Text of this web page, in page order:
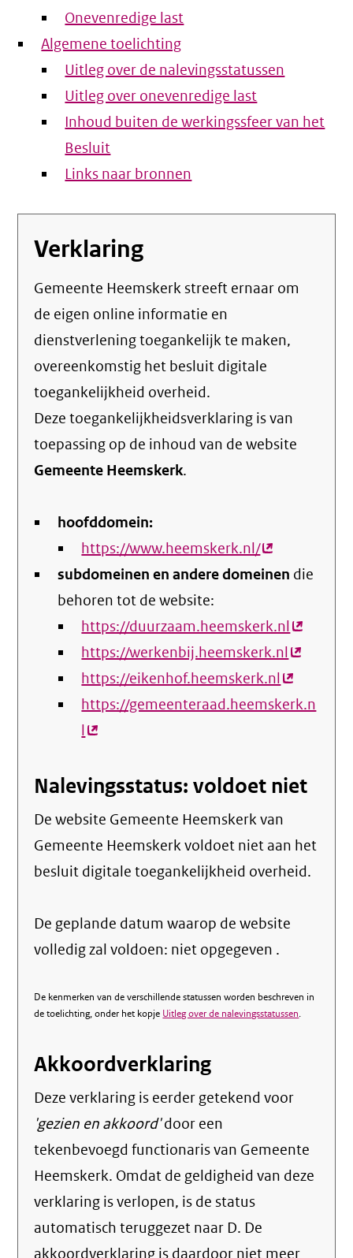
Onevenredige last
Algemene toelichting
Uitleg over de nalevingsstatussen
Uitleg over onevenredige last
Inhoud buiten de werkingssfeer van het
Besluit
Links naar bronnen
Verklaring
Gemeente Heemskerk streeft ernaar om
de eigen online informatie en
dienstverlening toegankelijk te maken,
overeenkomstig het besluit digitale
toegankelijkheid overheid.
Deze toegankelijkheidsverklaring is van
toepassing op de inhoud van de website
Gemeente Heemskerk.
hoofddomein:
https://www.heemskerk.nl/(externe
link)
subdomeinen en andere domeinen die
behoren tot de website:
https://duurzaam.heemskerk.nl(externe
link)
https://werkenbij.heemskerk.nl(externe
link)
https://eikenhof.heemskerk.nl(externe
link)
https://gemeenteraad.heemskerk.n
l(externe
Nalevingsstatus: voldoet niet
De website Gemeente Heemskerk van
Gemeente Heemskerk voldoet niet aan het
besluit digitale toegankelijkheid overheid.
De geplande datum waarop de website
volledig zal voldoen: niet opgegeven .
De kenmerken van de verschillende statussen worden beschreven in
de toelichting, onder het kopje Uitleg over de nalevingsstatussen.
Akkoordverklaring
Deze verklaring is eerder getekend voor
'gezien en akkoord'door een
tekenbevoegd functionaris van Gemeente
Heemskerk. Omdat de geldigheid van deze
verklaring is verlopen, is de status
automatisch teruggezet naar D. De
akkoordverklaring is daardoor niet meer